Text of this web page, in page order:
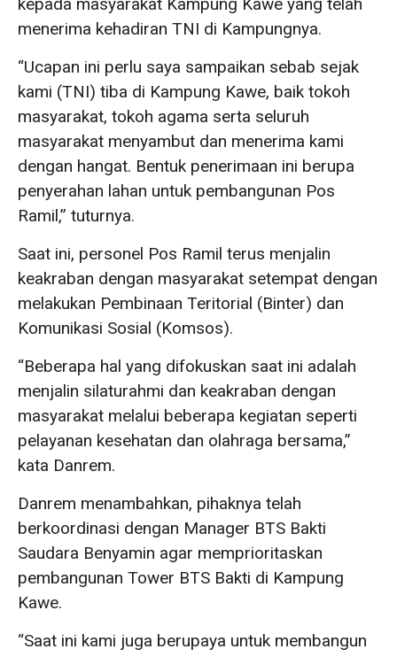
menerima kehadiran TNI di Kampungnya.
“Ucapan ini perlu saya sampaikan sebab sejak
kami (TNI) tiba di Kampung Kawe, baik tokoh
masyarakat, tokoh agama serta seluruh
masyarakat menyambut dan menerima kami
dengan hangat. Bentuk penerimaan ini berupa
penyerahan lahan untuk pembangunan Pos
Ramil,” tuturnya.
Saat ini, personel Pos Ramil terus menjalin
keakraban dengan masyarakat setempat dengan
melakukan Pembinaan Teritorial (Binter) dan
Komunikasi Sosial (Komsos).
“Beberapa hal yang difokuskan saat ini adalah
menjalin silaturahmi dan keakraban dengan
masyarakat melalui beberapa kegiatan seperti
pelayanan kesehatan dan olahraga bersama,”
kata Danrem.
Danrem menambahkan, pihaknya telah
berkoordinasi dengan Manager BTS Bakti
Saudara Benyamin agar memprioritaskan
pembangunan Tower BTS Bakti di Kampung
Kawe.
“Saat ini kami juga berupaya untuk membangun